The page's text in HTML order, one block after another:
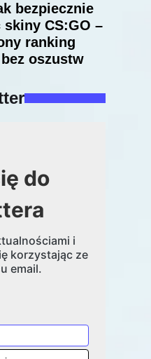
bezpiecznie
skiny CS:GO –
ranking
oszustw
do
i
korzystając ze
email.